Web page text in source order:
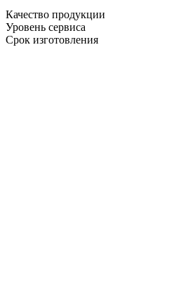
Качество продукции
Уровень сервиса
Срок изготовления